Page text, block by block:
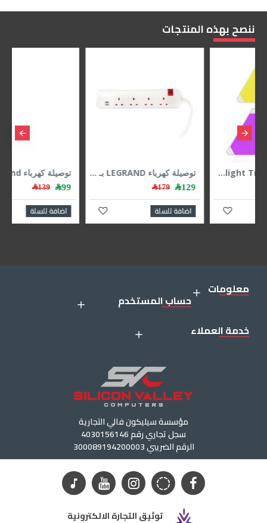
ننصح بهذه المنتجات
توصيلة كهرباء LEGRAND بـ 4 مخارج كهرباء، طول كابل 3 متر، مزودة بحماية للأطفال، و2 منفذ USB لشحن الهواتف الذكية - ابيض توصيلة كهرباء Legrand يحتوي على 5 منافذ كهربائية، وكابل بطول 3 أمتار، مع حماية للأطفال (Shutters)، وزر تشغيل/إيقاف مضيء - ابيض
99﷼ 139﷼
اضافة للسلة
169﷼ 199﷼
اضافة للسلة
معلومات
حساب المستخدم
خدمة العملاء
مؤسسة سيليكون فالي التجارية
سجل تجاري رقم 4030156146
الرقم الضريبي 300089194200003
توثيق التجارة الالكترونية